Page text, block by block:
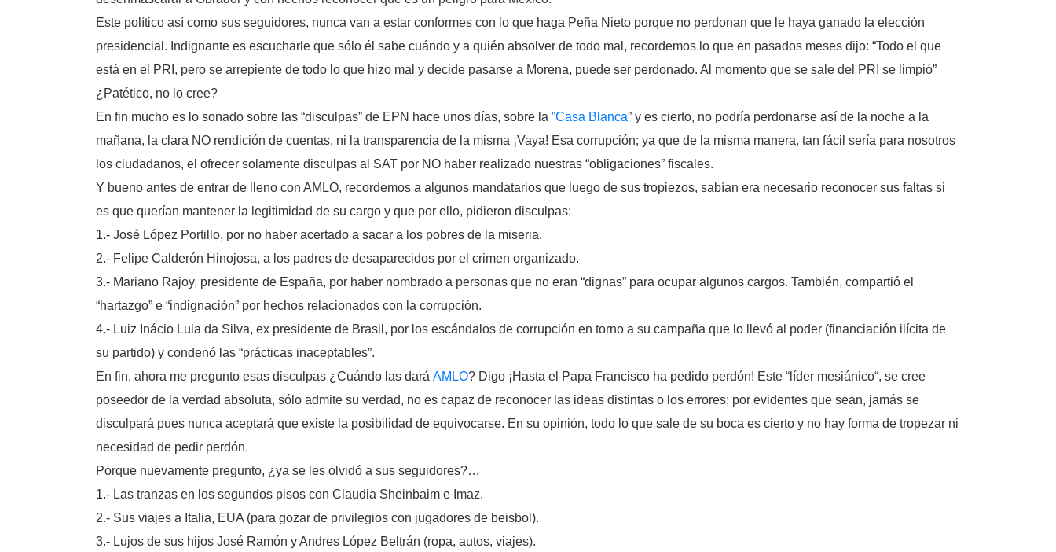
Este político así como sus seguidores, nunca van a estar conformes con lo que haga Peña Nieto porque no perdonan que le haya ganado la elección
presidencial. Indignante es escucharle que sólo él sabe cuándo y a quién absolver de todo mal, recordemos lo que en pasados meses dijo: “Todo el que
está en el PRI, pero se arrepiente de todo lo que hizo mal y decide pasarse a Morena, puede ser perdonado. Al momento que se sale del PRI se limpió”
¿Patético, no lo cree?
En fin mucho es lo sonado sobre las “disculpas” de ‪‎EPN hace unos días, sobre la ‪”Casa Blanca” y es cierto, no podría perdonarse así de la noche a la
mañana, la clara NO rendición de cuentas, ni la transparencia de la misma ¡Vaya! Esa corrupción; ya que de la misma manera, tan fácil sería para nosotros
los ciudadanos, el ofrecer solamente disculpas al ‪‎SAT por NO haber realizado nuestras “obligaciones” fiscales.
Y bueno antes de entrar de lleno con AMLO, recordemos a algunos mandatarios que luego de sus tropiezos, sabían era necesario reconocer sus faltas si
es que querían mantener la legitimidad de su cargo y que por ello, pidieron disculpas:
1.- José López Portillo, por no haber acertado a sacar a los pobres de la miseria.
2.- Felipe Calderón Hinojosa, a los padres de desaparecidos por el crimen organizado.
3.- Mariano Rajoy, presidente de España, por haber nombrado a personas que no eran “dignas” para ocupar algunos cargos. También, compartió el
“hartazgo” e “indignación” por hechos relacionados con la corrupción.
4.- Luiz Inácio Lula da Silva, ex presidente de Brasil, por los escándalos de corrupción en torno a su campaña que lo llevó al poder (financiación ilícita de
su partido) y condenó las “prácticas inaceptables”.
En fin, ahora me pregunto esas disculpas ¿Cuándo las dará ‪AMLO? Digo ¡Hasta el Papa Francisco ha pedido perdón! Este “líder mesiánico“, se cree
poseedor de la verdad absoluta, sólo admite su verdad, no es capaz de reconocer las ideas distintas o los errores; por evidentes que sean, jamás se
disculpará pues nunca aceptará que existe la posibilidad de equivocarse. En su opinión, todo lo que sale de su boca es cierto y no hay forma de tropezar ni
necesidad de pedir perdón.
Porque nuevamente pregunto, ¿ya se les olvidó a sus seguidores?…
1.- Las tranzas en los segundos pisos con Claudia Sheinbaim e Imaz.
2.- Sus viajes a Italia, EUA (para gozar de privilegios con jugadores de beisbol).
3.- Lujos de sus hijos José Ramón y Andres López Beltrán (ropa, autos, viajes).